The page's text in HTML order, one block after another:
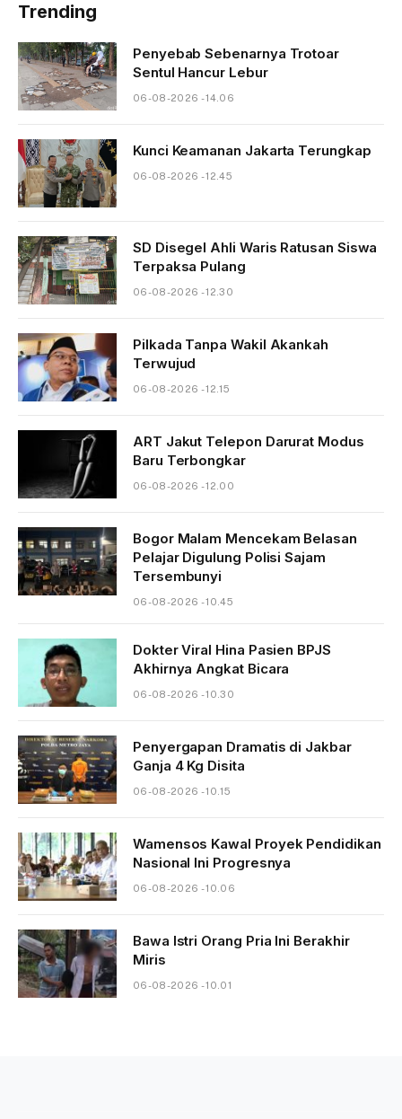
Trending
Penyebab Sebenarnya Trotoar
Sentul Hancur Lebur
06-08-2026 - 14.06
Kunci Keamanan Jakarta Terungkap
06-08-2026 - 12.45
SD Disegel Ahli Waris Ratusan Siswa
Terpaksa Pulang
06-08-2026 - 12.30
Pilkada Tanpa Wakil Akankah
Terwujud
06-08-2026 - 12.15
ART Jakut Telepon Darurat Modus
Baru Terbongkar
06-08-2026 - 12.00
Bogor Malam Mencekam Belasan
Pelajar Digulung Polisi Sajam
Tersembunyi
06-08-2026 - 10.45
Dokter Viral Hina Pasien BPJS
Akhirnya Angkat Bicara
06-08-2026 - 10.30
Penyergapan Dramatis di Jakbar
Ganja 4 Kg Disita
06-08-2026 - 10.15
Wamensos Kawal Proyek Pendidikan
Nasional Ini Progresnya
06-08-2026 - 10.06
Bawa Istri Orang Pria Ini Berakhir
Miris
06-08-2026 - 10.01